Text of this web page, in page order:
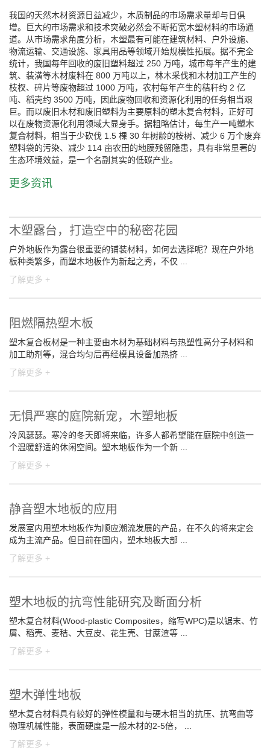
我国的天然木材资源日益减少，木质制品的市场需求量却与日俱
增。巨大的市场需求和技术突破必然会不断拓宽木塑材料的市场通
道。从市场需求角度分析，木塑最有可能在建筑材料、户外设施、
物流运输、交通设施、家具用品等领域开始规模性拓展。据不完全
统计，我国每年回收的废旧塑料超过 250 万吨，城市每年产生的建
筑、装潢等木材废料在 800 万吨以上，林木采伐和木材加工产生的
枝杈、碎片等废物超过 1000 万吨，农村每年产生的秸秆约 2 亿
吨、稻壳约 3500 万吨，因此废物回收和资源化利用的任务相当艰
巨。而以废旧木材和废旧塑料为主要原料的塑木复合材料，正好可
以在废物资源化利用领域大显身手。据粗略估计，每生产一吨塑木
复合材料，相当于少砍伐 1.5 棵 30 年树龄的桉树、减少 6 万个废弃
塑料袋的污染、减少 114 亩农田的地膜残留隐患，具有非常显著的
生态环境效益，是一个名副其实的低碳产业。
更多资讯
木塑露台，打造空中的秘密花园
户外地板作为露台很重要的铺装材料，如何去选择呢？现在户外地
板种类繁多，而塑木地板作为新起之秀，不仅 ...
了解更多 +
阻燃隔热塑木板
塑木复合板材是一种主要由木材为基础材料与热塑性高分子材料和
加工助剂等，混合均匀后再经模具设备加热挤 ...
了解更多 +
无惧严寒的庭院新宠，木塑地板
冷风瑟瑟。寒冷的冬天即将来临，许多人都希望能在庭院中创造一
个温暖舒适的休闲空间。塑木地板作为一个新 ...
了解更多 +
静音塑木地板的应用
发展室内用塑木地板作为顺应潮流发展的产品，在不久的将来定会
成为主流产品。但目前在国内，塑木地板大部 ...
了解更多 +
塑木地板的抗弯性能研究及断面分析
塑木复合材料(Wood-plastic Composites，缩写WPC)是以锯末、竹
屑、稻壳、麦秸、大豆皮、花生壳、甘蔗渣等 ...
了解更多 +
塑木弹性地板
塑木复合材料具有较好的弹性模量和与硬木相当的抗压、抗弯曲等
物理机械性能，表面硬度是一般木材的2-5倍， ...
了解更多 +